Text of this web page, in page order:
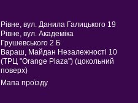
Рівне, вул. Данила Галицького 19
Рівне, вул. Академіка
Грушевського 2 Б
Вараш, Майдан Незалежності 10
(ТРЦ "Orange Plaza") (цокольний
поверх)
Мапа проїзду